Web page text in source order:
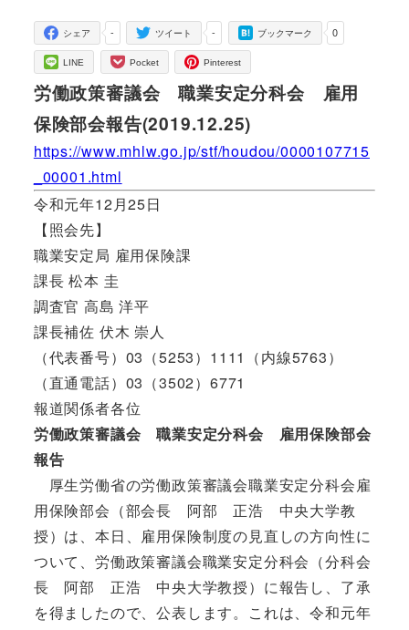
-
シェア -
ツイート 0
ブックマーク
LINE Pocket Pinterest
労働政策審議会 職業安定分科会 雇用
保険部会報告(2019.12.25)
https://www.mhlw.go.jp/stf/houdou/0000107715
_00001.html
令和元年12月25日
【照会先】
職業安定局 雇用保険課
課長 松本 圭
調査官 高島 洋平
課長補佐 伏木 崇人
（代表番号）03（5253）1111（内線5763）
（直通電話）03（3502）6771
報道関係者各位
労働政策審議会 職業安定分科会 雇用保険部会
報告
厚生労働省の労働政策審議会職業安定分科会雇
用保険部会（部会長 阿部 正浩 中央大学教
授）は、本日、雇用保険制度の見直しの方向性に
ついて、労働政策審議会職業安定分科会（分科会
長 阿部 正浩 中央大学教授）に報告し、了承
を得ましたので、公表します。これは、令和元年